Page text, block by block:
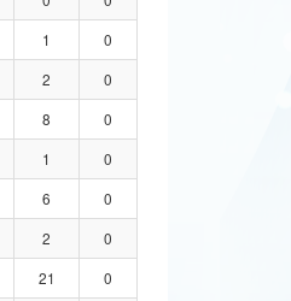
1
0
2
0
8
0
1
0
6
0
2
0
21
0